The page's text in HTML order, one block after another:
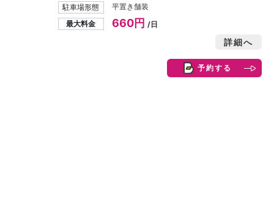
駐車場形態
平置き舗装
最大料金
660円 /日
詳細へ
予約する